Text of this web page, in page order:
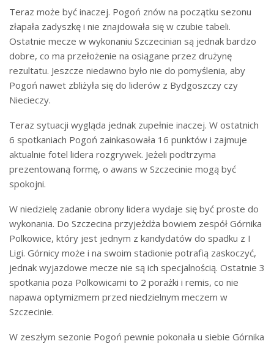
Teraz może być inaczej. Pogoń znów na początku sezonu
złapała zadyszkę i nie znajdowała się w czubie tabeli.
Ostatnie mecze w wykonaniu Szczecinian są jednak bardzo
dobre, co ma przełożenie na osiągane przez drużynę
rezultatu. Jeszcze niedawno było nie do pomyślenia, aby
Pogoń nawet zbliżyła się do liderów z Bydgoszczy czy
Niecieczy.
Teraz sytuacji wygląda jednak zupełnie inaczej. W ostatnich
6 spotkaniach Pogoń zainkasowała 16 punktów i zajmuje
aktualnie fotel lidera rozgrywek. Jeżeli podtrzyma
prezentowaną formę, o awans w Szczecinie mogą być
spokojni.
W niedzielę zadanie obrony lidera wydaje się być proste do
wykonania. Do Szczecina przyjeżdża bowiem zespół Górnika
Polkowice, który jest jednym z kandydatów do spadku z I
Ligi. Górnicy może i na swoim stadionie potrafią zaskoczyć,
jednak wyjazdowe mecze nie są ich specjalnością. Ostatnie 3
spotkania poza Polkowicami to 2 porażki i remis, co nie
napawa optymizmem przed niedzielnym meczem w
Szczecinie.
W zeszłym sezonie Pogoń pewnie pokonała u siebie Górnika